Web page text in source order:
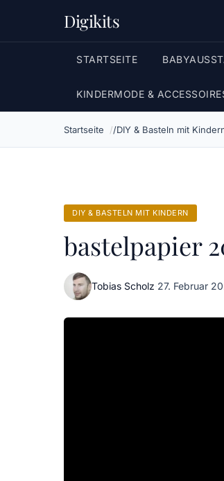
Digikits
STARTSEITE
KINDERMODE &
Startseite DIY & Basteln mit
DIY & BASTELN MIT KINDERN
bastelpapier
Tobias Scholz·27. Februar